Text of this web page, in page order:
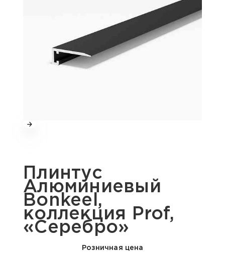
Плинтус
Алюминиевый
Bonkeel,
коллекция Prof,
«Серебро»
Розничная цена